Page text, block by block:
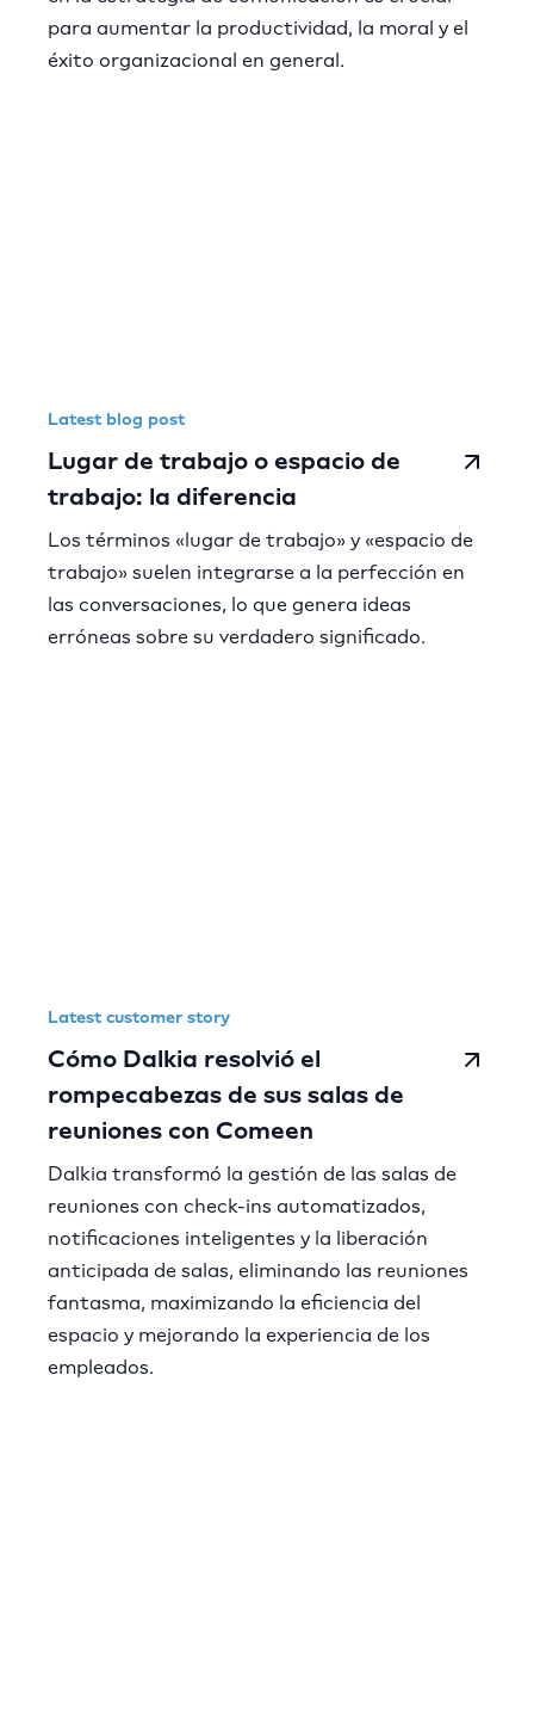
para aumentar la productividad, la moral y el
éxito organizacional en general.
Latest blog post
Lugar de trabajo o espacio de
trabajo: la diferencia
Los términos «lugar de trabajo» y «espacio de
trabajo» suelen integrarse a la perfección en
las conversaciones, lo que genera ideas
erróneas sobre su verdadero significado.
Latest customer story
Cómo Dalkia resolvió el
rompecabezas de sus salas de
reuniones con Comeen
Dalkia transformó la gestión de las salas de
reuniones con check-ins automatizados,
notificaciones inteligentes y la liberación
anticipada de salas, eliminando las reuniones
fantasma, maximizando la eficiencia del
espacio y mejorando la experiencia de los
empleados.